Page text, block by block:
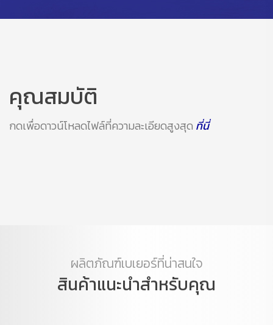
คุณสมบัติ
กดเพื่อดาวน์โหลดไฟล์ที่ความละเอียดสูงสุด ที่นี่
ผลิตภัณฑ์เบเยอร์ที่น่าสนใจ
สินค้าแนะนำสำหรับคุณ